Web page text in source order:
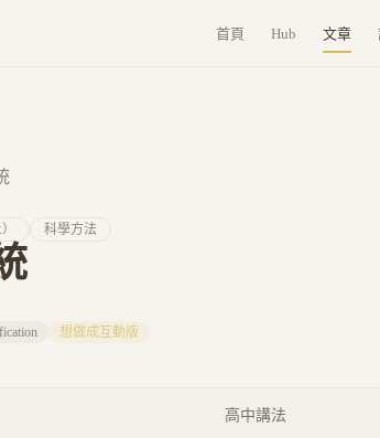
首頁 Hub 文章
科學方法
想做成互動版
高中講法